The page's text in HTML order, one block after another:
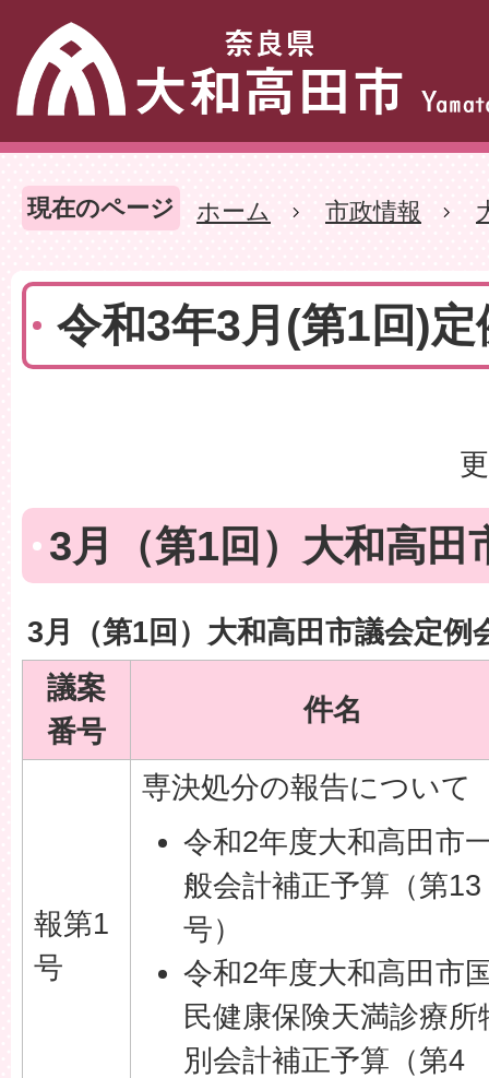
現在のページ ホーム 市政情報
令和3年3月(第1回)
3月（第1回）大和高田
3月（第1回）大和高田市議会定例
議案
番号
件名
報第1
号
専決処分の報告について
令和2年度大和高田市
般会計補正予算（第13
号）
令和2年度大和高田市
民健康保険天満診療所
別会計補正予算（第4